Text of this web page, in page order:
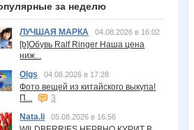
за неделю
ЛУЧШАЯ МАРКА 04.08.2026 в 16:02
[b]Обувь Ralf Ringer Наша цена
ниж...
Olgs
04.08.2026 в 17:28
Фото вещей из китайского выкупа!
П...
3
Nata.li
05.08.2026 в 16:56